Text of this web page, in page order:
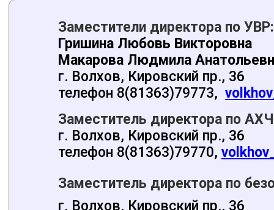
Заместители директора по УВР:
Гришина Любовь Викторовна
Макарова Людмила
г. Волхов, Кировский пр., 36
телефон 8(81363)79773,
Заместитель директора по
г. Волхов, Кировский пр., 36
телефон 8(81363)79770,
Заместитель директора по
г. Волхов, Кировский пр., 36